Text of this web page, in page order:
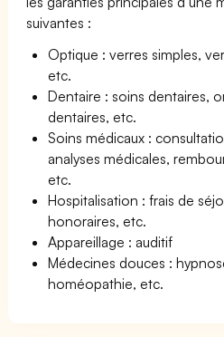
suivantes :
Optique : verres simples,
etc.
Dentaire : soins dentaires,
dentaires, etc.
Soins médicaux :
analyses médicales,
etc.
Hospitalisation : frais de
honoraires, etc.
Appareillage : auditif
Médecines douces :
homéopathie, etc.